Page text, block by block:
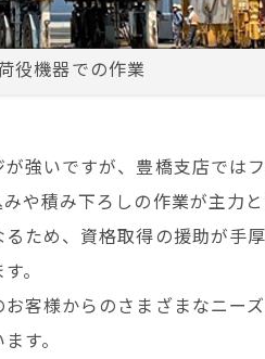
役機器での作業
強いですが、豊橋支店では
や積み下ろしの作業が主力と
ため、資格取得の援助が手
。
客様からのさまざまなニー
す。